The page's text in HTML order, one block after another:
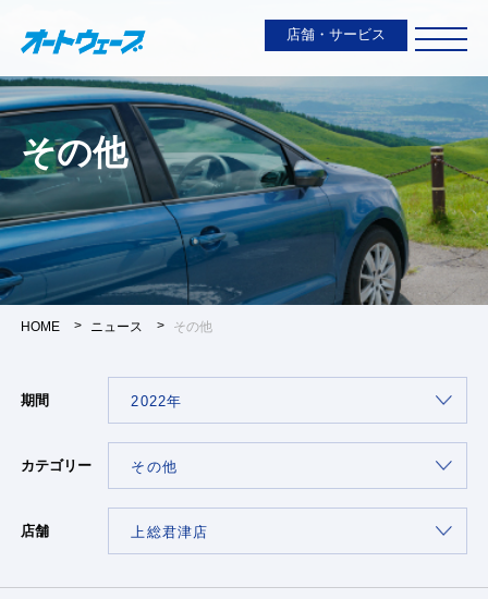
店舗・サービス
その他
HOME ニュース その他
期間
カテゴリー
店舗